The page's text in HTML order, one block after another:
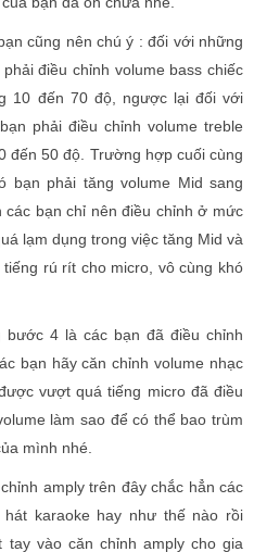
cũng nên chú ý : đối với những
điều chỉnh volume bass chiếc
10 đến 70 độ, ngược lại đối với
phải điều chỉnh volume treble
đến 50 độ. Trường hợp cuối cùng
bạn phải tăng volume Mid sang
bạn chỉ nên điều chỉnh ở mức
lạm dụng trong việc tăng Mid và
rú rít cho micro, vô cùng khó
4 là các bạn đã điều chỉnh
bạn hãy căn chỉnh volume nhạc
vượt quá tiếng micro đã điều
làm sao để có thể bao trùm
mình nhé.
amply trên đây chắc hẳn các
karaoke hay như thế nào rồi
vào căn chỉnh amply cho gia